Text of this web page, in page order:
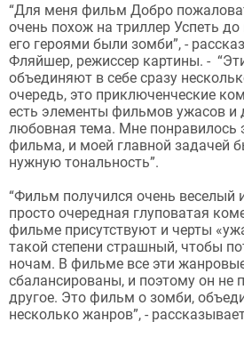
“Для меня фильм Добро
очень похож на триллер Успеть
его героями были зомби”, -
Фляйшер, режиссер картины. -
объединяют в себе сразу
очередь, это приключенческие
есть элементы фильмов ужасов и
любовная тема. Мне понравилось
фильма, и моей главной задачей
нужную тональность”.
“Фильм получился очень веселый
просто очередная глуповатая
фильме присутствуют и черты
такой степени страшный, чтобы
ночам. В фильме все эти
сбалансированы, и поэтому он не
другое. Это фильм о зомби,
несколько жанров”, -